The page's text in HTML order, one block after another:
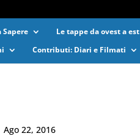
Sapere Le tappe da ovest a est
Contributi: Diari e Filmati
Ago 22, 2016